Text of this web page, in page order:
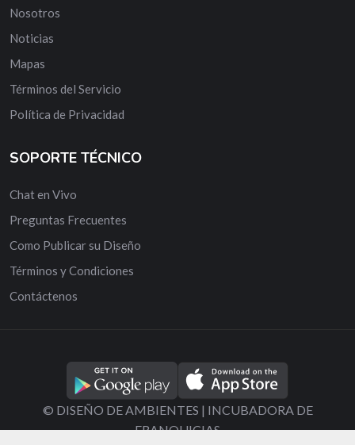
Nosotros
Noticias
Mapas
Términos del Servicio
Política de Privacidad
SOPORTE TÉCNICO
Chat en Vivo
Preguntas Frecuentes
Como Publicar su Diseño
Términos y Condiciones
Contáctenos
© DISEÑO DE AMBIENTES | INCUBADORA DE
FRANQUICIAS